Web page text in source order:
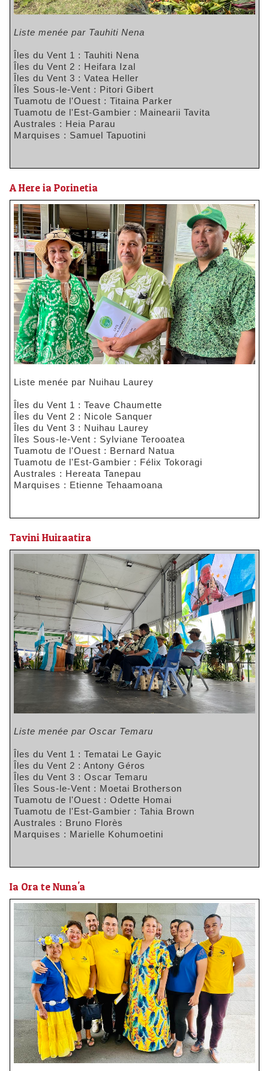
Liste menée par Tauhiti Nena
Îles du Vent 1 : Tauhiti Nena
Îles du Vent 2 : Heifara Izal
Îles du Vent 3 : Vatea Heller
Îles Sous-le-Vent : Pitori Gibert
Tuamotu de l'Ouest : Titaina Parker
Tuamotu de l'Est-Gambier : Mainearii Tavita
Australes : Heia Parau
Marquises : Samuel Tapuotini
A Here ia Porinetia
Liste menée par Nuihau Laurey
Îles du Vent 1 : Teave Chaumette
Îles du Vent 2 : Nicole Sanquer
Îles du Vent 3 : Nuihau Laurey
Îles Sous-le-Vent : Sylviane Terooatea
Tuamotu de l'Ouest : Bernard Natua
Tuamotu de l'Est-Gambier : Félix Tokoragi
Australes : Hereata Tanepau
Marquises : Etienne Tehaamoana
Tavini Huiraatira
Liste menée par Oscar Temaru
Îles du Vent 1 : Tematai Le Gayic
Îles du Vent 2 : Antony Géros
Îles du Vent 3 : Oscar Temaru
Îles Sous-le-Vent : Moetai Brotherson
Tuamotu de l'Ouest : Odette Homai
Tuamotu de l'Est-Gambier : Tahia Brown
Australes : Bruno Florès
Marquises : Marielle Kohumoetini
Ia Ora te Nuna'a